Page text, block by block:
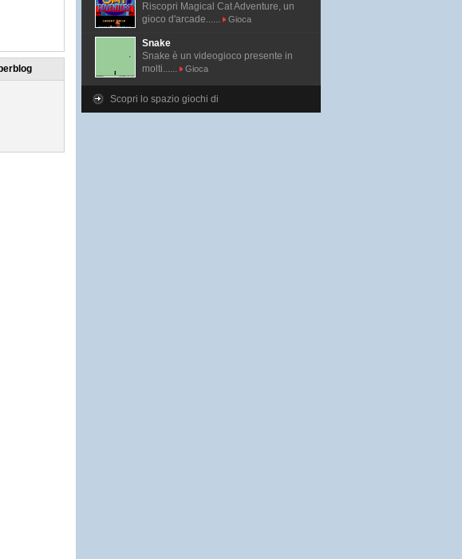
Riscopri Magical Cat Adventure, un
gioco d'arcade......
Gioca
Snake
Snake è un videogioco presente in
molti......
Gioca
Scopri lo spazio giochi di